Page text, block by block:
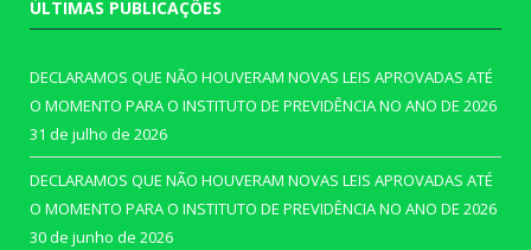
ÚLTIMAS PUBLICAÇÕES
DECLARAMOS QUE NÃO HOUVERAM NOVAS LEIS APROVADAS ATÉ
O MOMENTO PARA O INSTITUTO DE PREVIDÊNCIA NO ANO DE 2026
31 de julho de 2026
DECLARAMOS QUE NÃO HOUVERAM NOVAS LEIS APROVADAS ATÉ
O MOMENTO PARA O INSTITUTO DE PREVIDÊNCIA NO ANO DE 2026
30 de junho de 2026